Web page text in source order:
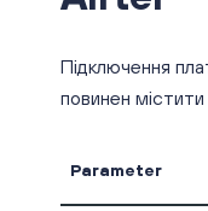
Підключення
повинен
Parameter